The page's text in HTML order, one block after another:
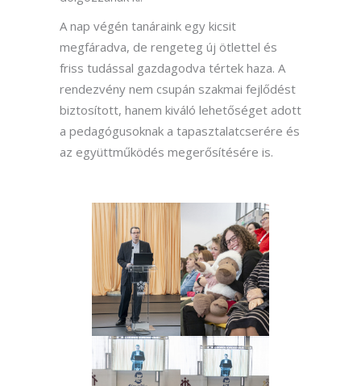
A nap végén tanáraink egy kicsit
megfáradva, de rengeteg új ötlettel és
friss tudással gazdagodva tértek haza. A
rendezvény nem csupán szakmai fejlődést
biztosított, hanem kiváló lehetőséget adott
a pedagógusoknak a tapasztalatcserére és
az együttműködés megerősítésére is.